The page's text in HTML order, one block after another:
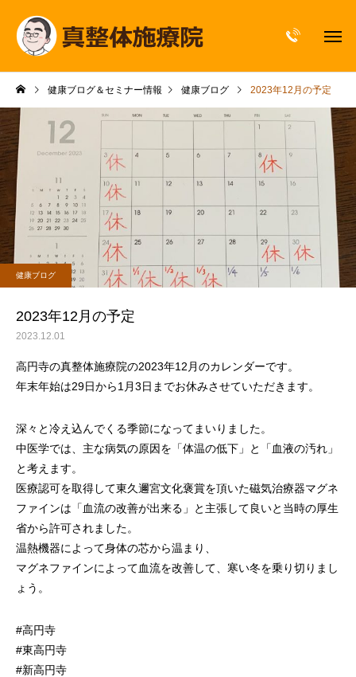
健康ブログ＆セミナー情報 健康ブログ 2023年12月の予定
健康ブログ
2023年12月の予定
2023.12.01
高円寺の真整体施療院の2023年12月のカレンダーです。
年末年始は29日から1月3日までお休みさせていただきます。
深々と冷え込んでくる季節になってまいりました。
中医学では、主な病気の原因を「体温の低下」と「血液の汚れ」
と考えます。
医療認可を取得して東久邇宮文化褒賞を頂いた磁気治療器マグネ
ファインは「血流の改善が出来る」と主張して良いと当時の厚生
省から許可されました。
温熱機器によって身体の芯から温まり、
マグネファインによって血流を改善して、寒い冬を乗り切りまし
ょう。
#高円寺
#東高円寺
#新高円寺